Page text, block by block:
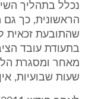
נכלל בתהליך
הראשונית, כך
שעות שבועיות,